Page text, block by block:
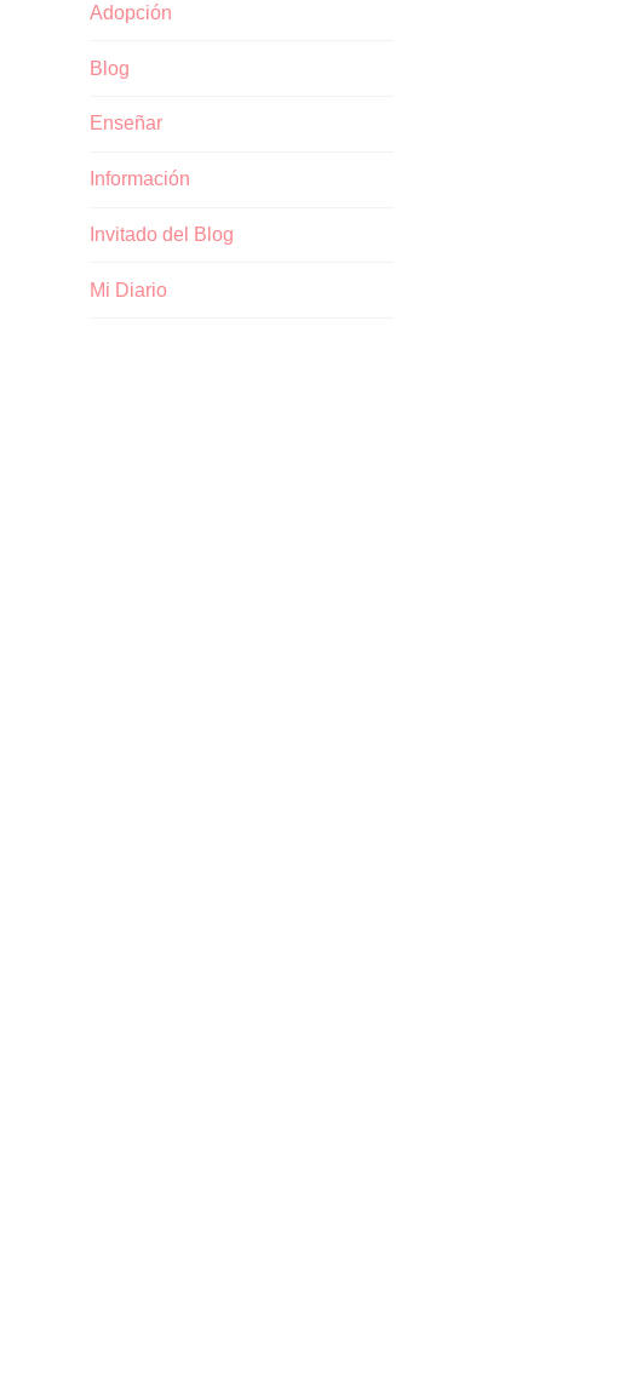
Adopción
Blog
Enseñar
Información
Invitado del Blog
Mi Diario